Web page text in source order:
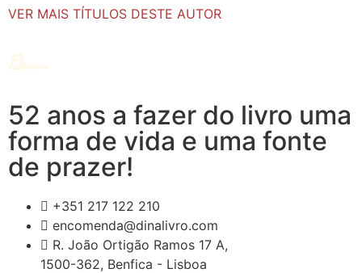
VER MAIS TÍTULOS DESTE AUTOR
52 anos a fazer do livro uma
forma de vida e uma fonte
de prazer!
+351 217 122 210
encomenda@dinalivro.com
R. João Ortigão Ramos 17 A,
1500-362, Benfica - Lisboa